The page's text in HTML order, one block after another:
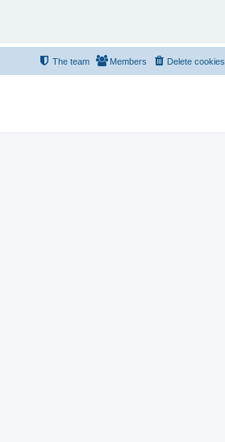
Delete cookies
Members
The team